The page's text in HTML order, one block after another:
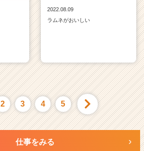
2022.08.09
ラムネがおいしい
2 3 4 5
仕事をみる